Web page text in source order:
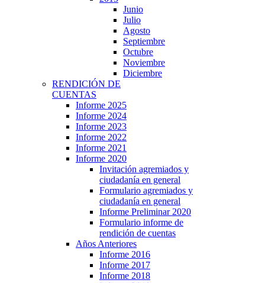
Junio
Julio
Agosto
Septiembre
Octubre
Noviembre
Diciembre
RENDICIÓN DE
CUENTAS
Informe 2025
Informe 2024
Informe 2023
Informe 2022
Informe 2021
Informe 2020
Invitación agremiados y
ciudadanía en general
Formulario agremiados y
ciudadanía en general
Informe Preliminar 2020
Formulario informe de
rendición de cuentas
Años Anteriores
Informe 2016
Informe 2017
Informe 2018